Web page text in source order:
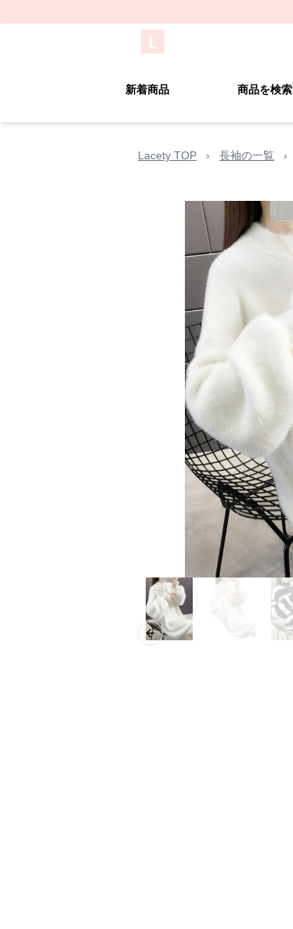
新着商品 商品を検索
Lacety TOP › 長袖の一覧 ›
Previous slide